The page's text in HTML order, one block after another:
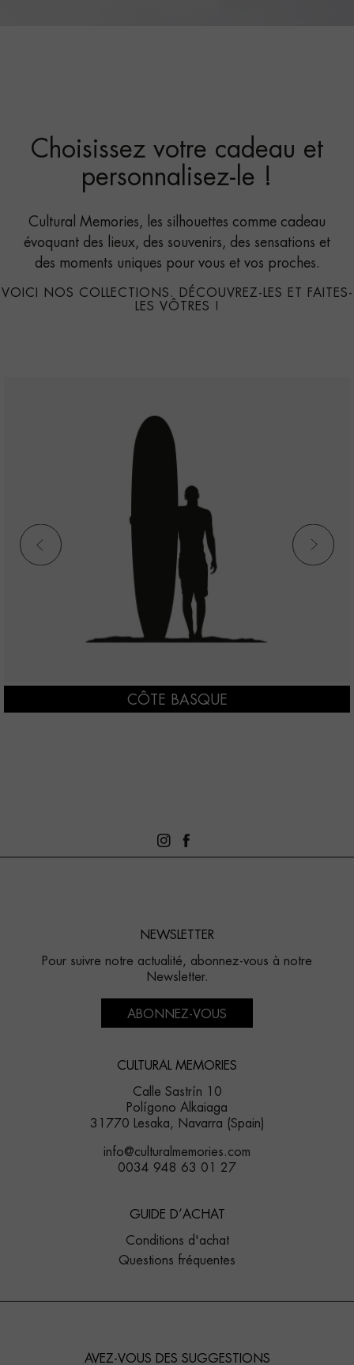
Choisissez votre cadeau et
personnalisez-le !
Cultural Memories, les silhouettes comme cadeau
évoquant des lieux, des souvenirs, des sensations et
des moments uniques pour vous et vos proches.
VOICI NOS COLLECTIONS. DÉCOUVREZ-LES ET FAITES-
LES VÔTRES !
CÔTE OUEST
NEWSLETTER
Pour suivre notre actualité, abonnez-vous à notre
Newsletter.
ABONNEZ-VOUS
CULTURAL MEMORIES
Calle Sastrín 10
Polígono Alkaiaga
31770 Lesaka, Navarra (Spain)
info@culturalmemories.com
0034 948 63 01 27
GUIDE D’ACHAT
Conditions d'achat
Questions fréquentes
AVEZ-VOUS DES SUGGESTIONS